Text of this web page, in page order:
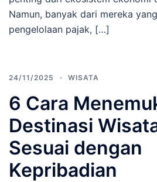
Namun, banyak dari mereka
pengelolaan pajak, […]
24/11/2025 WISATA
6 Cara
Destinasi
Sesuai dengan
Kepribadian